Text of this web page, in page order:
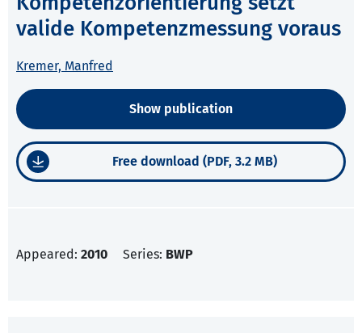
valide Kompetenzmessung voraus
Kremer, Manfred
Show publication
Free download (PDF, 3.2 MB)
Appeared: 2010 Series: BWP